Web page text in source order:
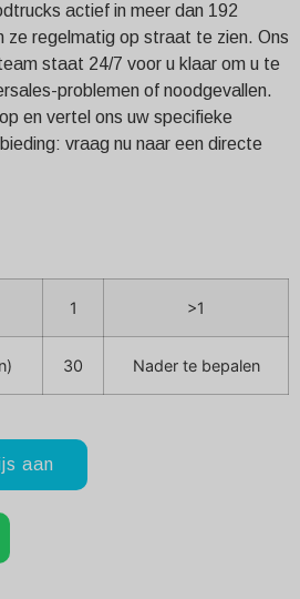
actief in meer dan 192
ze regelmatig op straat te zien. Ons
staat 24/7 voor u klaar om u te
problemen of noodgevallen.
en vertel ons uw specifieke
vraag nu naar een directe
1 >1
30 Nader te bepalen
aan